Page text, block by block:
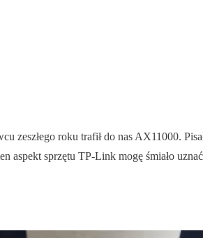
zeszłego roku trafił do nas AX11000.
aspekt sprzętu TP-Link mogę śmiało